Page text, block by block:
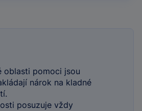
oblasti pomoci jsou
nárok na kladné
posuzuje vždy